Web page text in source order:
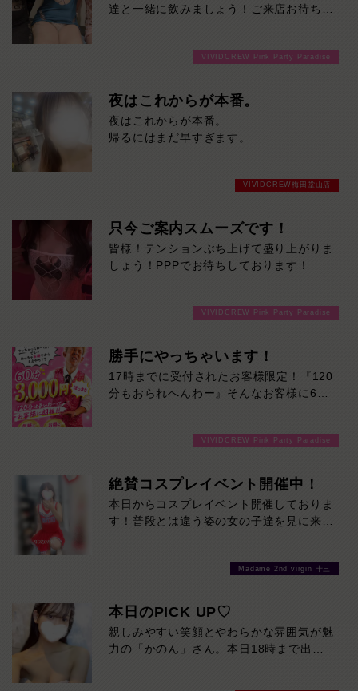
達と一緒に飲みましょう！ご来店お待ちし
VIVIDCREW Pink Party Paradise
夜はこれからが本番。
夜はこれからが本番。
帰るにはまだ早すぎます。
VIVIDCREW梅田堂山店
只今ご案内スムーズです！
皆様！テンションぶち上げて盛り上がりま
しょう！PPPでお待ちしております！
VIVIDCREW Pink Party Paradise
勝手にやっちゃいます！
17時までに受付されたお客様限定！『120
分もおられへんわー』そんなお客様に60
めるチャンス！たっぷり楽しみたい方は
分！その日の予定に合わせてお選びくださ
い！ご来店お待ちしております！
VIVIDCREW Pink Party Paradise
絶賛コスプレイベント開催中！
本日からコスプレイベント開催しておりま
す！普段とは違う姿の女の子達を見に来て
Madame 2nd virgin 十三
本日のPICK UP♡
親しみやすい笑顔とやわらかな雰囲気が魅
力の「かのん」さん。本日18時まで出勤